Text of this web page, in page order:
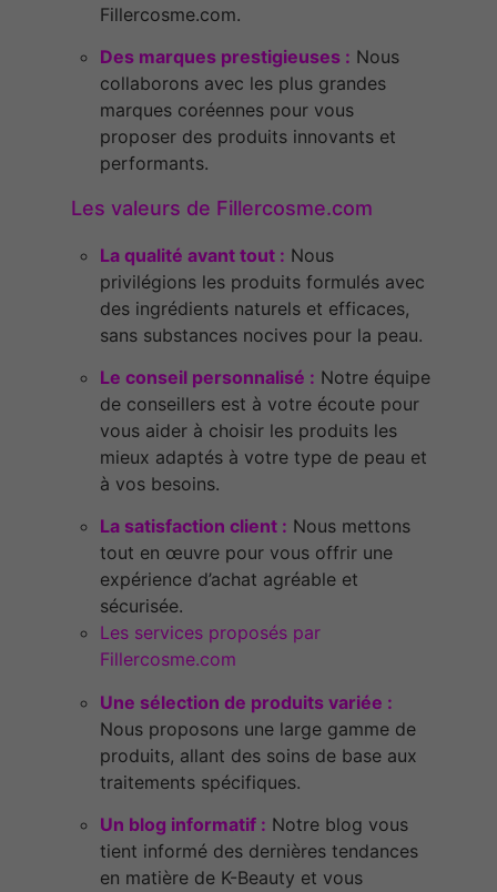
Fillercosme.com.
Des marques prestigieuses : Nous
collaborons avec les plus grandes
marques coréennes pour vous
proposer des produits innovants et
performants.
Les valeurs de Fillercosme.com
La qualité avant tout : Nous
privilégions les produits formulés avec
des ingrédients naturels et efficaces,
sans substances nocives pour la peau.
Le conseil personnalisé : Notre équipe
de conseillers est à votre écoute pour
vous aider à choisir les produits les
mieux adaptés à votre type de peau et
à vos besoins.
La satisfaction client : Nous mettons
tout en œuvre pour vous offrir une
expérience d’achat agréable et
sécurisée.
Les services proposés par
Fillercosme.com
Une sélection de produits variée :
Nous proposons une large gamme de
produits, allant des soins de base aux
traitements spécifiques.
Un blog informatif : Notre blog vous
tient informé des dernières tendances
en matière de K-Beauty et vous